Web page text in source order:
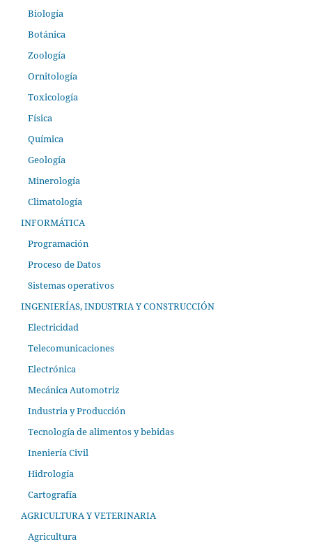
Biología
Botánica
Zoología
Ornitología
Toxicología
Física
Química
Geología
Minerología
Climatología
INFORMÁTICA
Programación
Proceso de Datos
Sistemas operativos
INGENIERÍAS, INDUSTRIA Y CONSTRUCCIÓN
Electricidad
Telecomunicaciones
Electrónica
Mecánica Automotriz
Industria y Producción
Tecnología de alimentos y bebidas
Ineniería Civil
Hidrología
Cartografía
AGRICULTURA Y VETERINARIA
Agricultura